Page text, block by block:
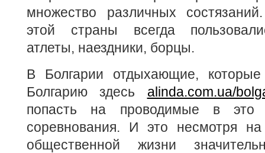
множество различных
этой страны всегда
атлеты, наездники, борцы.
В Болгарии отдыхающие,
Болгарию здесь alinda.com.ua/
попасть на проводимые в это
соревнования. И это несмотря
общественной жизни